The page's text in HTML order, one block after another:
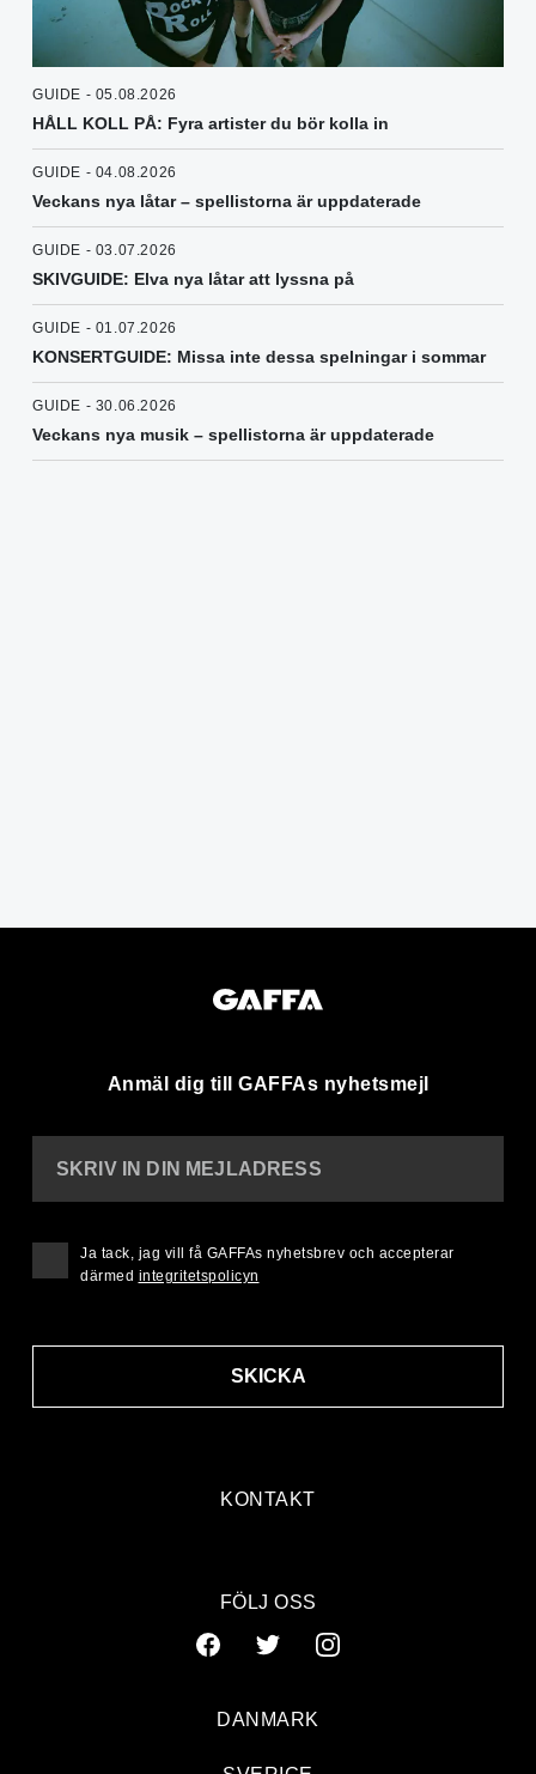
GUIDE - 05.08.2026
HÅLL KOLL PÅ: Fyra artister du bör kolla in
GUIDE - 04.08.2026
Veckans nya låtar – spellistorna är uppdaterade
GUIDE - 03.07.2026
SKIVGUIDE: Elva nya låtar att lyssna på
GUIDE - 01.07.2026
KONSERTGUIDE: Missa inte dessa spelningar i sommar
GUIDE - 30.06.2026
Veckans nya musik – spellistorna är uppdaterade
Anmäl dig till GAFFAs nyhetsmejl
KONTAKT
SKRIV IN DIN MEJLADRESS
SKICKA
Ja tack, jag vill få GAFFAs nyhetsbrev och accepterar
därmed integritetspolicyn
FÖLJ OSS
DANMARK